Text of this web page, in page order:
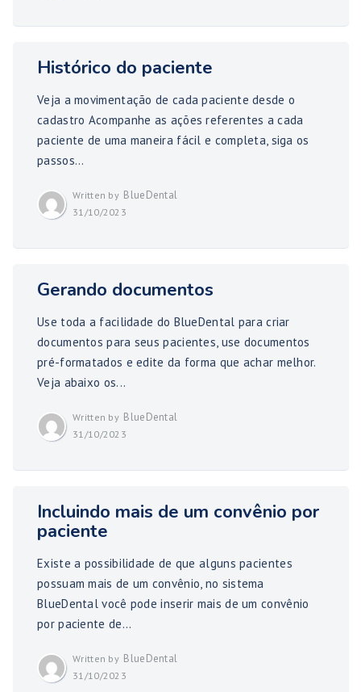
Histórico do paciente
Veja a movimentação de cada paciente desde o
cadastro Acompanhe as ações referentes a cada
paciente de uma maneira fácil e completa, siga os
passos...
Written by BlueDental
31/10/2023
Gerando documentos
Use toda a facilidade do BlueDental para criar
documentos para seus pacientes, use documentos
pré-formatados e edite da forma que achar melhor.
Veja abaixo os...
Written by BlueDental
31/10/2023
Incluindo mais de um convênio por
paciente
Existe a possibilidade de que alguns pacientes
possuam mais de um convênio, no sistema
BlueDental você pode inserir mais de um convênio
por paciente de...
Written by BlueDental
31/10/2023